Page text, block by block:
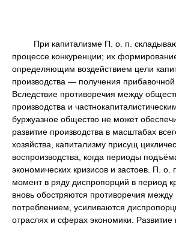
При капитализме П. о. п.
процессе конкуренции; их
определяющим воздействием цели
производства — получения прибавочной
Вследствие противоречия между
производства и
буржуазное общество не может
развитие производства в масштабах
хозяйства, капитализму присущ
воспроизводства, когда периоды
экономических кризисов и застоев. П. о.
момент в ряду диспропорций в период
вновь обостряются противоречия между
потреблением, усиливаются
отраслях и сферах экономики. Развитие